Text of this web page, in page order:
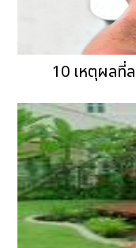
10 เหตุผลที่